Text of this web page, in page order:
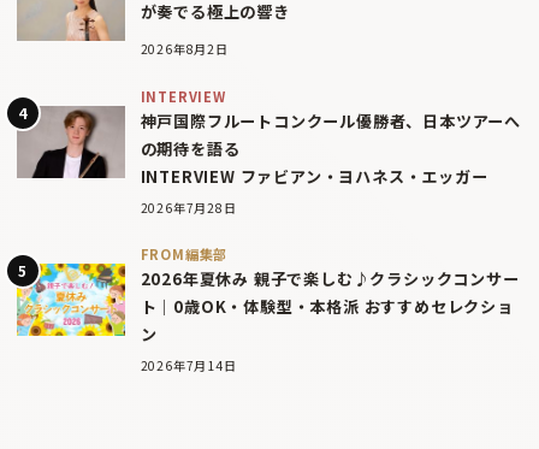
が奏でる極上の響き
2026年8月2日
INTERVIEW
神戸国際フルートコンクール優勝者、日本ツアーへ
の期待を語る
INTERVIEW ファビアン・ヨハネス・エッガー
2026年7月28日
FROM編集部
2026年夏休み 親子で楽しむ♪クラシックコンサー
ト｜0歳OK・体験型・本格派 おすすめセレクショ
ン
2026年7月14日